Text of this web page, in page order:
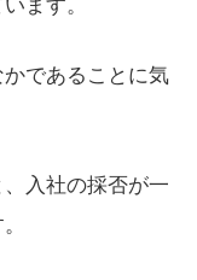
ます。
であることに気
入社の採否が一